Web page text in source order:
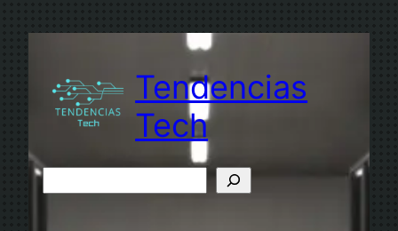
Tendencias
Tech
B